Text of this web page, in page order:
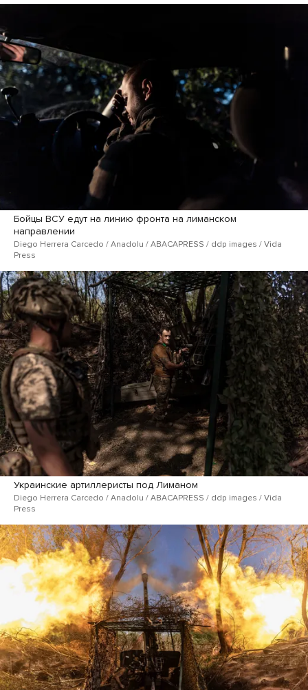
Бойцы ВСУ едут на линию фронта на лиманском
направлении
Diego Herrera Carcedo / Anadolu / ABACAPRESS / ddp images / Vida
Press
Украинские артиллеристы под Лиманом
Diego Herrera Carcedo / Anadolu / ABACAPRESS / ddp images / Vida
Press